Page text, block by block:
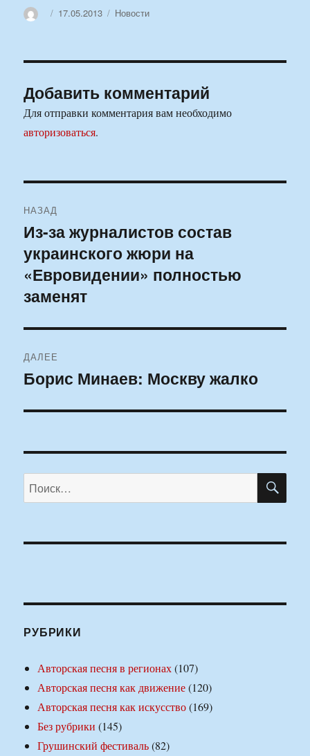
АвторОпубликовано
17.05.2013 Рубрики
Новости
Добавить комментарий
Для отправки комментария вам необходимо
авторизоваться.
по
записям
НАЗАД
Предыдущая
запись:
Из-за журналистов состав
украинского жюри на
«Евровидении» полностью
заменят
ДАЛЕЕ
Следующая
Борис Минаев: Москву жалко
Искать:
РУБРИКИ
Авторская песня в регионах(107)
Авторская песня как движение(120)
Авторская песня как искусство(169)
Без рубрики (145)
Грушинский фестиваль(82)